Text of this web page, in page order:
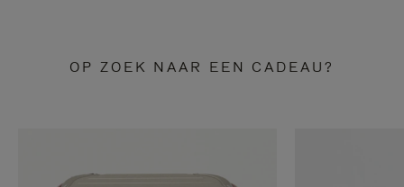
OP ZOEK NAAR EEN CADEAU?